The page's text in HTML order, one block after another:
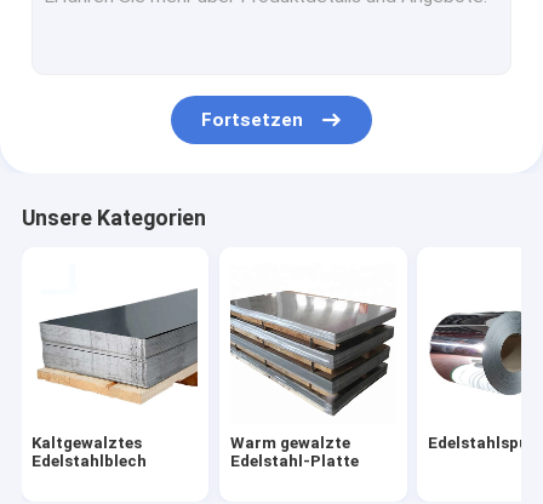
Edelstahlprofil
Nickel-legierter Stahl
Titanlegierung
Nitronic-Material
Duplexedelstahl
Fortsetzen
Unsere Kategorien
Kaltgewalztes
Edelstahlblech
Warm gewalzte
Edelstahl-Platte
Edelstahlspule